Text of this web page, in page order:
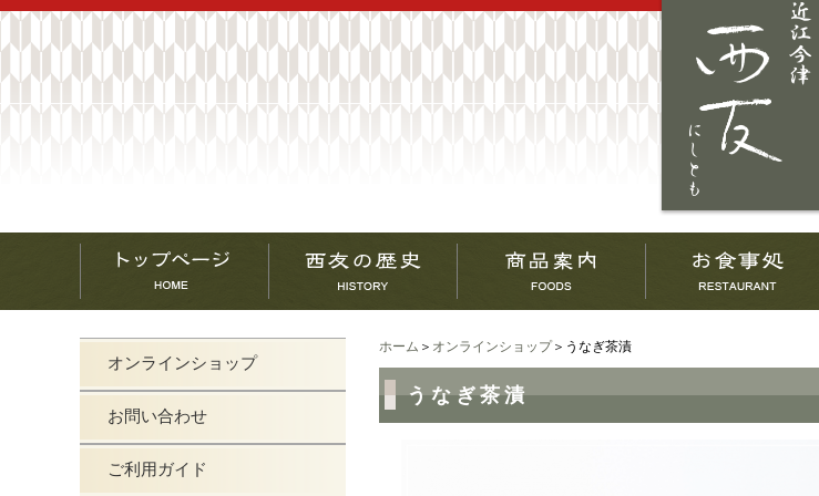
ホーム ＞ オンラインショップ＞うなぎ茶漬
うなぎ茶漬
オンラインショップ
お問い合わせ
ご利用ガイド